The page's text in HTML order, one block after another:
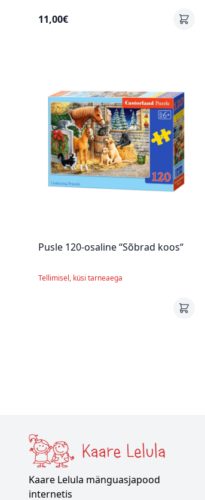
11,00€
Pusle 120-osaline “Sõbrad koos“
Tellimisel, küsi tarneaega
Kaare Lelula mänguasjapood
internetis